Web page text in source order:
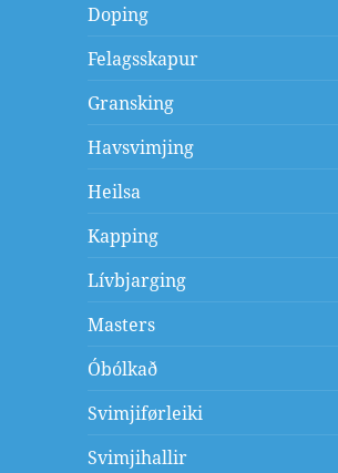
Doping
Felagsskapur
Gransking
Havsvimjing
Heilsa
Kapping
Lívbjarging
Masters
Óbólkað
Svimjiførleiki
Svimjihallir